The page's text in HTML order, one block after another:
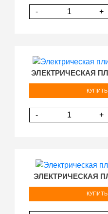
- +
ЭЛЕКТРИЧЕСКАЯ
КУПИТЬ
- +
ЭЛЕКТРИЧЕСКАЯ